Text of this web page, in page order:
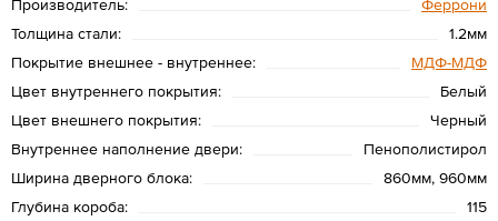
Производитель:
Феррони
Толщина стали:
1.2мм
Покрытие внешнее - внутреннее:
МДФ-МДФ
Цвет внутреннего покрытия:
Белый
Цвет внешнего покрытия:
Черный
Внутреннее наполнение двери:
Пенополистирол
Ширина дверного блока:
860мм, 960мм
Глубина короба:
115